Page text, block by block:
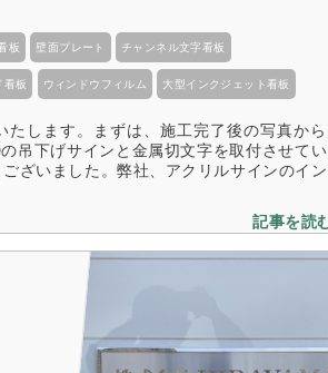
板 壁面プレート チャンネル文字看板
看板 ウィンドウフィルム 大型インクジェット看板
たします。まずは、施工完了後の写真か
吊下げサインと金属切文字を取付させて
ざいました。弊社、アクリルサインのイン
記事を読